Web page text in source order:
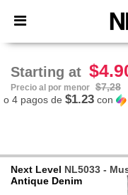
× App de
¡Mejores precios
Starting at
Precio al por menor $7,28
o 4 pagos de $1.23 con
Next Level NL5033 -
Antique Denim